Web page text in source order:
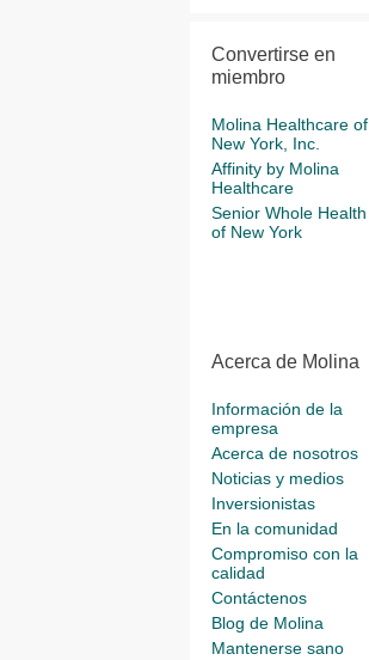
Convertirse en
miembro
Molina Healthcare of
New York, Inc.
Affinity by Molina
Healthcare
Senior Whole Health
of New York
Acerca de Molina
Información de la
empresa
Acerca de nosotros
Noticias y medios
Inversionistas
En la comunidad
Compromiso con la
calidad
Contáctenos
Blog de Molina
Mantenerse sano